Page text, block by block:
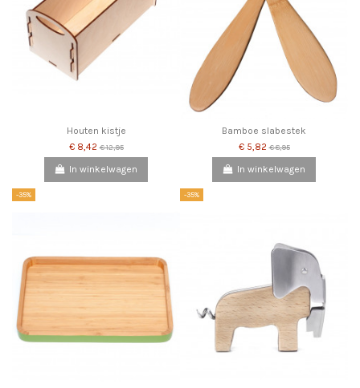
Houten kistje
€ 8,42€ 12,95
In winkelwagen
Bamboe slabestek
€ 5,82€ 8,95
In winkelwagen
-35% -35%